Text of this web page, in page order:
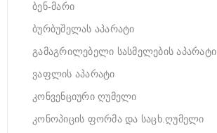
ბენ-მარი
ბურბუშელას აპარატი
გამაგრილებელი სასმელების აპარატი
ვაფლის აპარატი
კონვენციური ღუმელი
კონოპიცის ფორმა და საცხ.ღუმელი